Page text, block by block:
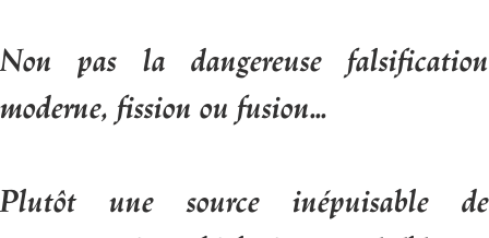
Non pas la dangereuse falsification
moderne, fission ou fusion...
Plutôt une source inépuisable de